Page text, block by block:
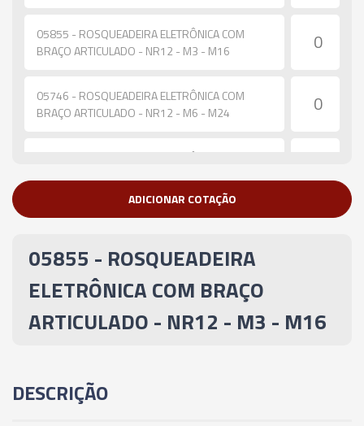
05855 - ROSQUEADEIRA ELETRÔNICA COM
BRAÇO ARTICULADO - NR12 - M3 - M16
05746 - ROSQUEADEIRA ELETRÔNICA COM
BRAÇO ARTICULADO - NR12 - M6 - M24
05832 - ROSQUEADEIRA ELETRÔNICA COM
06340 - ROSQUEADEIRA ELETRÔNICA COM
ADICIONAR COTAÇÃO
05855 - ROSQUEADEIRA
ELETRÔNICA COM BRAÇO
ARTICULADO - NR12 - M3 - M16
DESCRIÇÃO